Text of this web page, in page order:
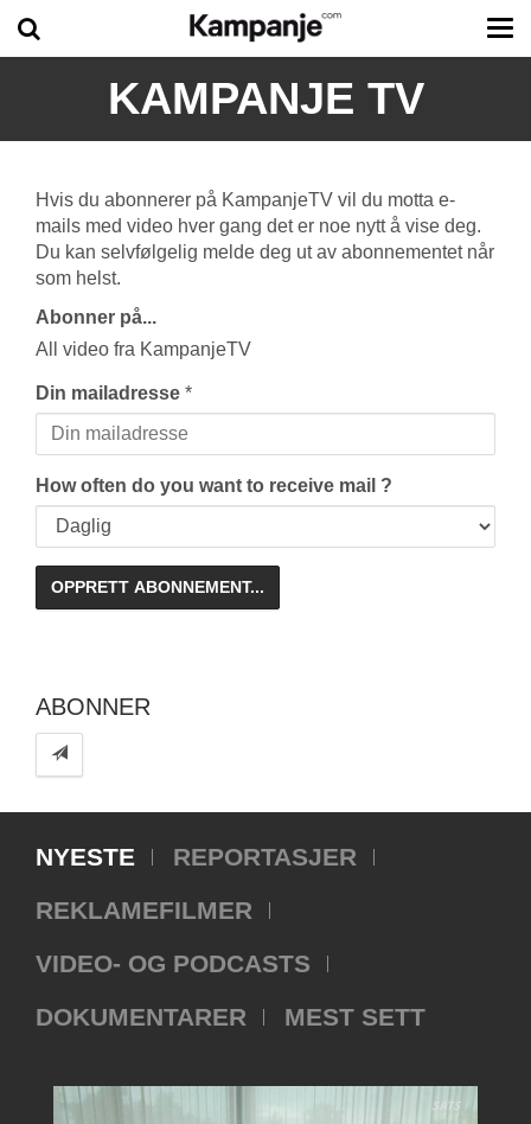
KAMPANJE TV
Hvis du abonnerer på KampanjeTV vil du motta e-
mails med video hver gang det er noe nytt å vise deg.
Du kan selvfølgelig melde deg ut av abonnementet når
som helst.
Abonner på...
All video fra KampanjeTV
Din mailadresse *
How often do you want to receive mail ?
ABONNER
NYESTE
REPORTASJER
REKLAMEFILMER
VIDEO- OG PODCASTS
DOKUMENTARER
MEST SETT